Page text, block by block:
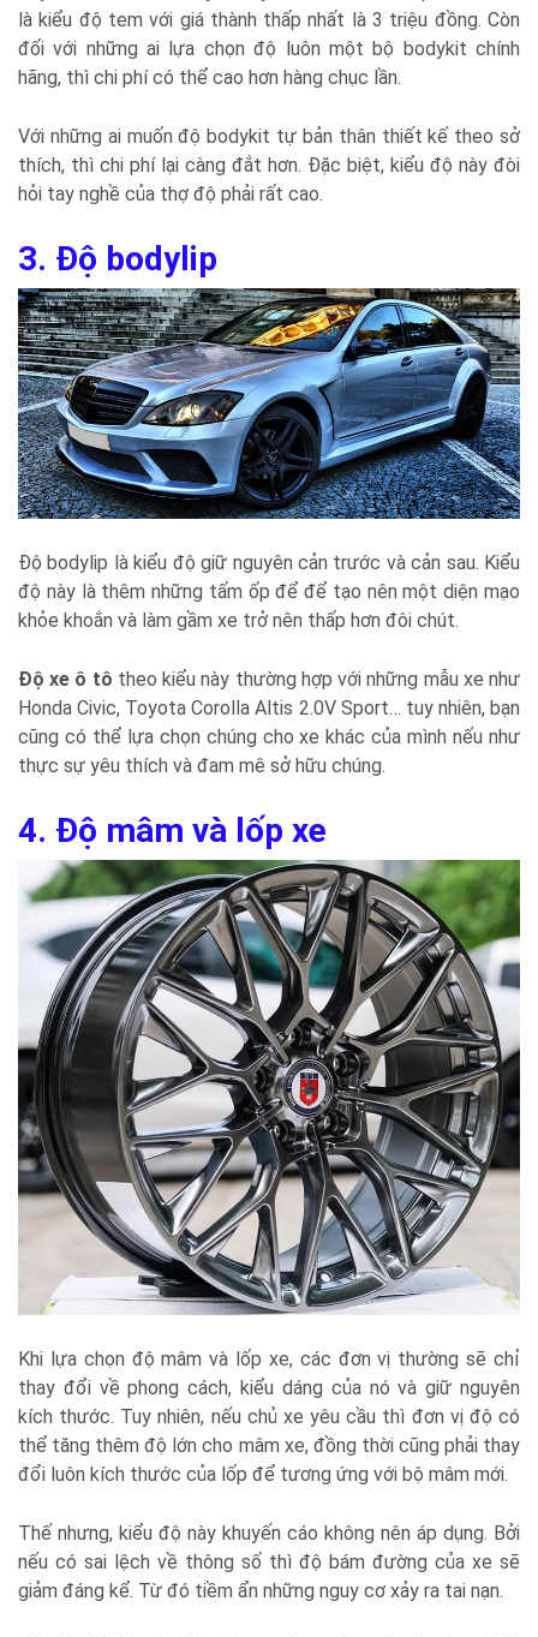
là kiểu độ tem với giá thành thấp nhất là 3 triệu đồng. Còn
đối với những ai lựa chọn độ luôn một bộ bodykit chính
hãng, thì chi phí có thể cao hơn hàng chục lần.
Với những ai muốn độ bodykit tự bản thân thiết kế theo sở
thích, thì chi phí lại càng đắt hơn. Đặc biệt, kiểu độ này đòi
hỏi tay nghề của thợ độ phải rất cao.
3. Độ bodylip
Độ bodylip là kiểu độ giữ nguyên cản trước và cản sau. Kiểu
độ này là thêm những tấm ốp để để tạo nên một diện mạo
khỏe khoắn và làm gầm xe trở nên thấp hơn đôi chút.
Độ xe ô tô theo kiểu này thường hợp với những mẫu xe như
Honda Civic, Toyota Corolla Altis 2.0V Sport… tuy nhiên, bạn
cũng có thể lựa chọn chúng cho xe khác của mình nếu như
thực sự yêu thích và đam mê sở hữu chúng.
4. Độ mâm và lốp xe
Khi lựa chọn độ mâm và lốp xe, các đơn vị thường sẽ chỉ
thay đổi về phong cách, kiểu dáng của nó và giữ nguyên
kích thước. Tuy nhiên, nếu chủ xe yêu cầu thì đơn vị độ có
thể tăng thêm độ lớn cho mâm xe, đồng thời cũng phải thay
đổi luôn kích thước của lốp để tương ứng với bộ mâm mới.
Thế nhưng, kiểu độ này khuyến cáo không nên áp dụng. Bởi
nếu có sai lệch về thông số thì độ bám đường của xe sẽ
giảm đáng kể. Từ đó tiềm ẩn những nguy cơ xảy ra tai nạn.